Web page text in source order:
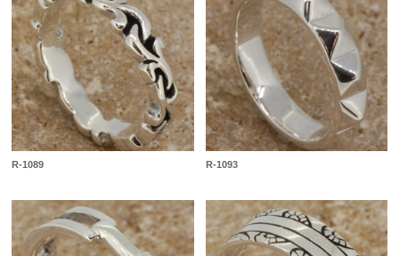
R-1089 R-1093